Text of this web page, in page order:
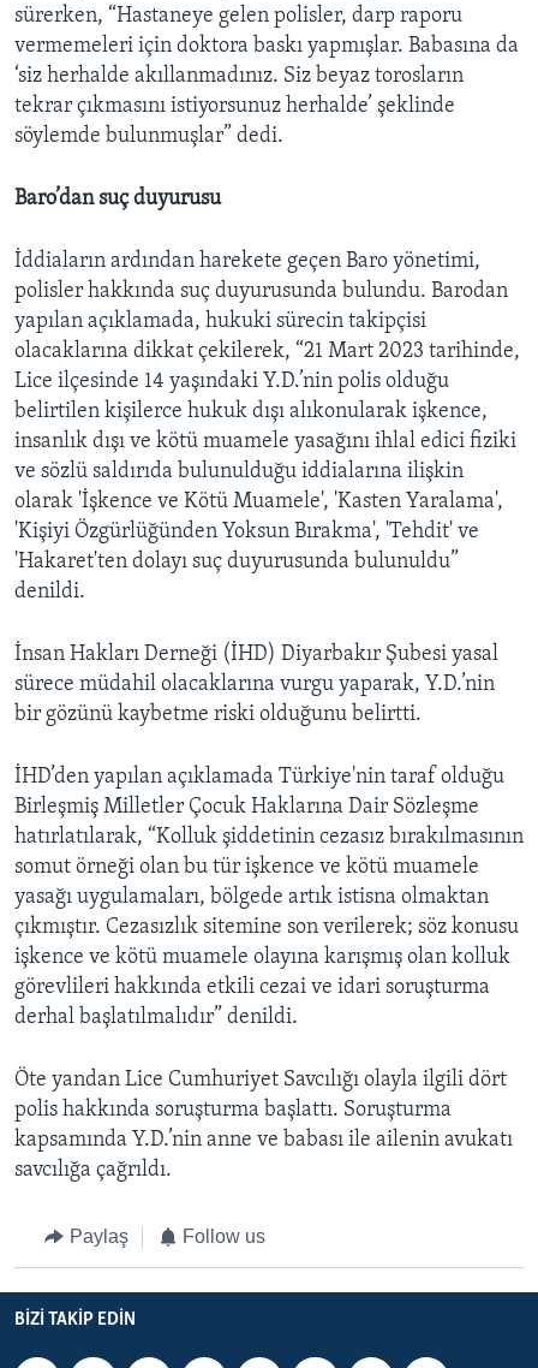
sürerken, “Hastaneye gelen polisler, darp raporu
vermemeleri için doktora baskı yapmışlar. Babasına da
‘siz herhalde akıllanmadınız. Siz beyaz torosların
tekrar çıkmasını istiyorsunuz herhalde’ şeklinde
söylemde bulunmuşlar” dedi.
Baro’dan suç duyurusu
İddiaların ardından harekete geçen Baro yönetimi,
polisler hakkında suç duyurusunda bulundu. Barodan
yapılan açıklamada, hukuki sürecin takipçisi
olacaklarına dikkat çekilerek, “21 Mart 2023 tarihinde,
Lice ilçesinde 14 yaşındaki Y.D.’nin polis olduğu
belirtilen kişilerce hukuk dışı alıkonularak işkence,
insanlık dışı ve kötü muamele yasağını ihlal edici fiziki
ve sözlü saldırıda bulunulduğu iddialarına ilişkin
olarak 'İşkence ve Kötü Muamele', 'Kasten Yaralama',
'Kişiyi Özgürlüğünden Yoksun Bırakma', 'Tehdit' ve
'Hakaret'ten dolayı suç duyurusunda bulunuldu”
denildi.
İnsan Hakları Derneği (İHD) Diyarbakır Şubesi yasal
sürece müdahil olacaklarına vurgu yaparak, Y.D.’nin
bir gözünü kaybetme riski olduğunu belirtti.
İHD’den yapılan açıklamada Türkiye'nin taraf olduğu
Birleşmiş Milletler Çocuk Haklarına Dair Sözleşme
hatırlatılarak, “Kolluk şiddetinin cezasız bırakılmasının
somut örneği olan bu tür işkence ve kötü muamele
yasağı uygulamaları, bölgede artık istisna olmaktan
çıkmıştır. Cezasızlık sitemine son verilerek; söz konusu
işkence ve kötü muamele olayına karışmış olan kolluk
görevlileri hakkında etkili cezai ve idari soruşturma
derhal başlatılmalıdır” denildi.
Öte yandan Lice Cumhuriyet Savcılığı olayla ilgili dört
polis hakkında soruşturma başlattı. Soruşturma
kapsamında Y.D.’nin anne ve babası ile ailenin avukatı
savcılığa çağrıldı.
Paylaş Follow us
BIZI TAKIP EDIN